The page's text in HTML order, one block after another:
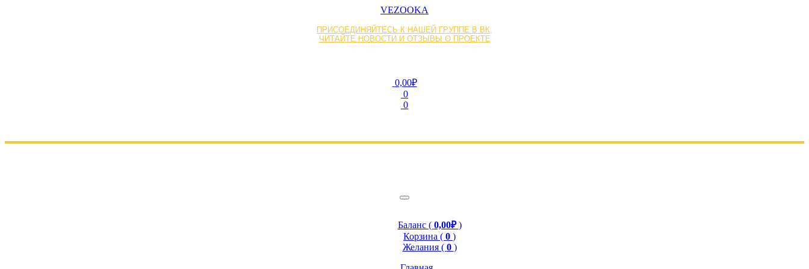
VEZOOKA
ПРИСОЕДИНЯЙТЕСЬ К НАШЕЙ ГРУППЕ В ВК,
ЧИТАЙТЕ НОВОСТИ И ОТЗЫВЫ О ПРОЕКТЕ
0,00₽
0
0
Баланс ( 0,00₽)
Корзина ( 0 )
Желания ( 0 )